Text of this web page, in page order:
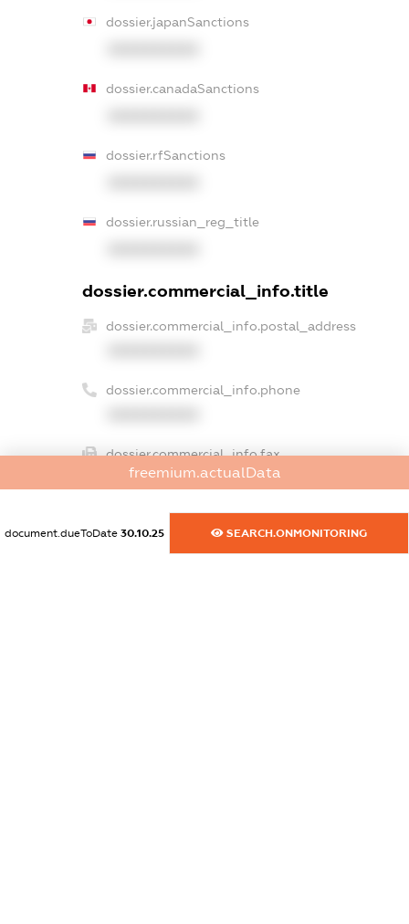
dossier.japanSanctions
dossier.canadaSanctions
dossier.rfSanctions
dossier.russian_reg_title
dossier.commercial_info.title
dossier.commercial_info.postal_address
dossier.commercial_info.phone
dossier.commercial_info.fax
XXXXXXXXXX
dossier.commercial_info.email
freemium.actualData
document.dueToDate 30.10.25 SEARCH.ONMONITORING